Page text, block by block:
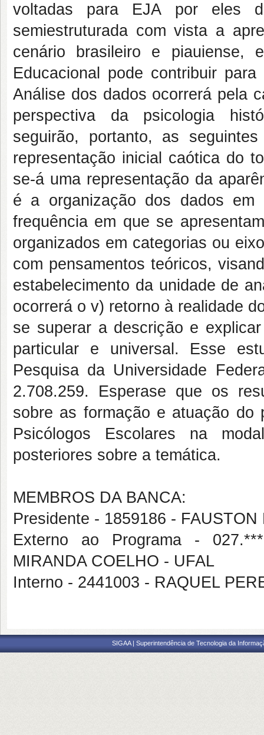
voltadas para EJA por eles
semiestruturada com vista a
cenário brasileiro e piauiense,
Educacional pode contribuir
Análise dos dados ocorrerá pela
perspectiva da psicologia
seguirão, portanto, as
representação inicial caótica do
se-á uma representação da
é a organização dos dados
frequência em que se
organizados em categorias ou
com pensamentos teóricos,
estabelecimento da unidade de
ocorrerá o v) retorno à realidade
se superar a descrição e
particular e universal. Esse
Pesquisa da Universidade
2.708.259. Esperase que os
sobre as formação e atuação
Psicólogos Escolares na
posteriores sobre a temática.
MEMBROS DA BANCA:
Presidente - 1859186 - FAUSTON
Externo ao Programa -
MIRANDA COELHO - UFAL
Interno - 2441003 - RAQUEL
SIGAA | Superintendência de Tecnologia da